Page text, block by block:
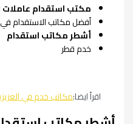
مكتب استقدام عاملات
أفضل مكاتب الاستقدام
أشطر مكاتب استقدام
خدم قطر
اقرأ ايضا:مكاتب خدم في